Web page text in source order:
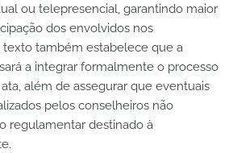
ou telepresencial, garantindo maior
dos envolvidos nos
texto também estabelece que a
a integrar formalmente o processo
além de assegurar que eventuais
pelos conselheiros não
regulamentar destinado à